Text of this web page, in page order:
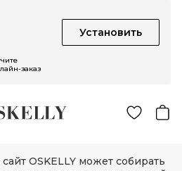
Установить
заказ
OSKELLY может собирать